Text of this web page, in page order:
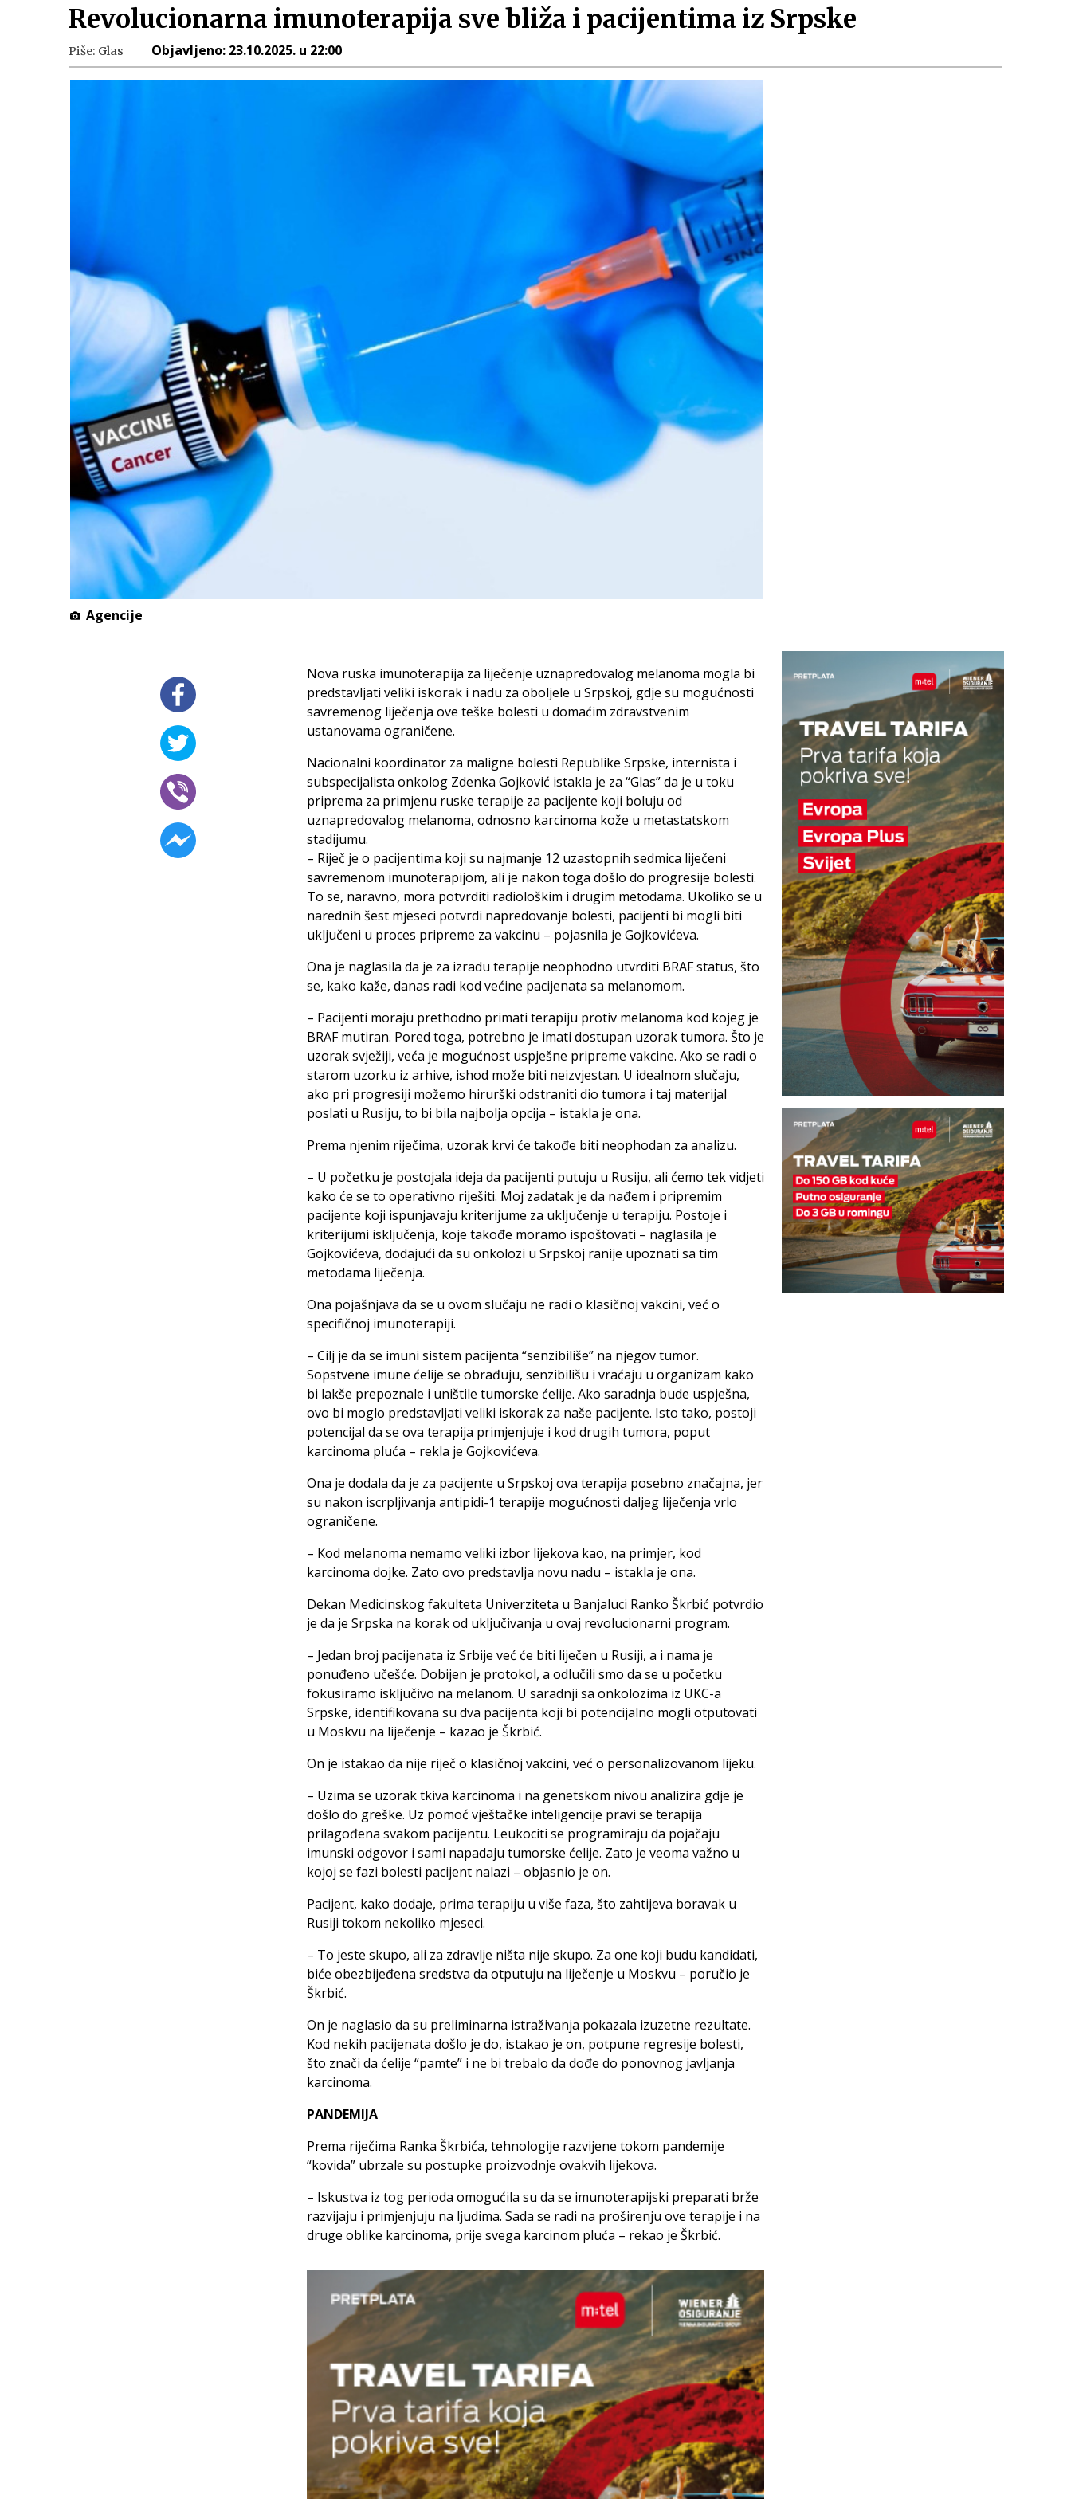
Revolucionarna imunoterapija sve bliža i pacijentima iz Srpske
Piše: Glas Objavljeno: 23.10.2025. u 22:00
Agencije
Nova ruska imunoterapija za liječenje uznapredovalog melanoma mogla bi
predstavljati veliki iskorak i nadu za oboljele u Srpskoj, gdje su mogućnosti
savremenog liječenja ove teške bolesti u domaćim zdravstvenim
ustanovama ograničene.
Nacionalni koordinator za maligne bolesti Republike Srpske, internista i
subspecijalista onkolog Zdenka Gojković istakla je za “Glas” da je u toku
priprema za primjenu ruske terapije za pacijente koji boluju od
uznapredovalog melanoma, odnosno karcinoma kože u metastatskom
stadijumu.
– Riječ je o pacijentima koji su najmanje 12 uzastopnih sedmica liječeni
savremenom imunoterapijom, ali je nakon toga došlo do progresije bolesti.
To se, naravno, mora potvrditi radiološkim i drugim metodama. Ukoliko se u
narednih šest mjeseci potvrdi napredovanje bolesti, pacijenti bi mogli biti
uključeni u proces pripreme za vakcinu – pojasnila je Gojkovićeva.
Ona je naglasila da je za izradu terapije neophodno utvrditi BRAF status, što
se, kako kaže, danas radi kod većine pacijenata sa melanomom.
– Pacijenti moraju prethodno primati terapiju protiv melanoma kod kojeg je
BRAF mutiran. Pored toga, potrebno je imati dostupan uzorak tumora. Što je
uzorak svježiji, veća je mogućnost uspješne pripreme vakcine. Ako se radi o
starom uzorku iz arhive, ishod može biti neizvjestan. U idealnom slučaju,
ako pri progresiji možemo hirurški odstraniti dio tumora i taj materijal
poslati u Rusiju, to bi bila najbolja opcija – istakla je ona.
Prema njenim riječima, uzorak krvi će takođe biti neophodan za analizu.
– U početku je postojala ideja da pacijenti putuju u Rusiju, ali ćemo tek vidjeti
kako će se to operativno riješiti. Moj zadatak je da nađem i pripremim
pacijente koji ispunjavaju kriterijume za uključenje u terapiju. Postoje i
kriterijumi isključenja, koje takođe moramo ispoštovati – naglasila je
Gojkovićeva, dodajući da su onkolozi u Srpskoj ranije upoznati sa tim
metodama liječenja.
Ona pojašnjava da se u ovom slučaju ne radi o klasičnoj vakcini, već o
specifičnoj imunoterapiji.
– Cilj je da se imuni sistem pacijenta “senzibiliše” na njegov tumor.
Sopstvene imune ćelije se obrađuju, senzibilišu i vraćaju u organizam kako
bi lakše prepoznale i uništile tumorske ćelije. Ako saradnja bude uspješna,
ovo bi moglo predstavljati veliki iskorak za naše pacijente. Isto tako, postoji
potencijal da se ova terapija primjenjuje i kod drugih tumora, poput
karcinoma pluća – rekla je Gojkovićeva.
Ona je dodala da je za pacijente u Srpskoj ova terapija posebno značajna, jer
su nakon iscrpljivanja antipidi-1 terapije mogućnosti daljeg liječenja vrlo
ograničene.
– Kod melanoma nemamo veliki izbor lijekova kao, na primjer, kod
karcinoma dojke. Zato ovo predstavlja novu nadu – istakla je ona.
Dekan Medicinskog fakulteta Univerziteta u Banjaluci Ranko Škrbić potvrdio
je da je Srpska na korak od uključivanja u ovaj revolucionarni program.
– Jedan broj pacijenata iz Srbije već će biti liječen u Rusiji, a i nama je
ponuđeno učešće. Dobijen je protokol, a odlučili smo da se u početku
fokusiramo isključivo na melanom. U saradnji sa onkolozima iz UKC-a
Srpske, identifikovana su dva pacijenta koji bi potencijalno mogli otputovati
u Moskvu na liječenje – kazao je Škrbić.
On je istakao da nije riječ o klasičnoj vakcini, već o personalizovanom lijeku.
– Uzima se uzorak tkiva karcinoma i na genetskom nivou analizira gdje je
došlo do greške. Uz pomoć vještačke inteligencije pravi se terapija
prilagođena svakom pacijentu. Leukociti se programiraju da pojačaju
imunski odgovor i sami napadaju tumorske ćelije. Zato je veoma važno u
kojoj se fazi bolesti pacijent nalazi – objasnio je on.
Pacijent, kako dodaje, prima terapiju u više faza, što zahtijeva boravak u
Rusiji tokom nekoliko mjeseci.
– To jeste skupo, ali za zdravlje ništa nije skupo. Za one koji budu kandidati,
biće obezbijeđena sredstva da otputuju na liječenje u Moskvu – poručio je
Škrbić.
On je naglasio da su preliminarna istraživanja pokazala izuzetne rezultate.
Kod nekih pacijenata došlo je do, istakao je on, potpune regresije bolesti,
što znači da ćelije “pamte” i ne bi trebalo da dođe do ponovnog javljanja
karcinoma.
PANDEMIJA
Prema riječima Ranka Škrbića, tehnologije razvijene tokom pandemije
“kovida” ubrzale su postupke proizvodnje ovakvih lijekova.
– Iskustva iz tog perioda omogućila su da se imunoterapijski preparati brže
razvijaju i primjenjuju na ljudima. Sada se radi na proširenju ove terapije i na
druge oblike karcinoma, prije svega karcinom pluća – rekao je Škrbić.